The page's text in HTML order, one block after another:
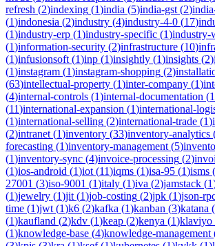
refresh (2)indexing (1)india (5)india-gst (2)
(1)indonesia (2)industry (4)industry-4-0 (17)
(1)industry-erp (1)industry-specific (1)industry-
(1)information-security (2)infrastructure (10)
(1)infusionsoft (1)inp (1)insightly (1)insights (2)
(1)instagram (1)instagram-shopping (2)
(63)intellectual-property (1)inter-company (1)
(4)internal-controls (1)internal-documentation (1
(11)international-expansion (1)international-
(1)international-selling (2)international-trade (1)
(2)intranet (1)inventory (33)inventory-analytics
forecasting (1)inventory-management (5)
(1)inventory-sync (4)invoice-processing (2)
(1)ios-android (1)iot (11)iqms (1)isa-95 (1)isms (
27001 (3)iso-9001 (1)italy (1)iva (2)jamstack (1
(1)jewelry (1)jit (1)job-costing (2)jpk (1)json-
time (1)jwt (1)k6 (2)kafka (1)kanban (3)katana (
(1)kaufland (2)kdv (1)keap (2)kenya (1)klaviyo
(1)knowledge-base (4)knowledge-management